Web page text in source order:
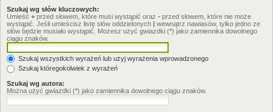
Szukaj wg słów kluczowych:
Umieść + przed słowem, które musi wystąpić oraz - przed słowem, które nie może
wystąpić. Jeśli umieścisz listę słów oddzielonych | wewnątrz nawiasów, tylko jedno ze
słów będzie musiało wystąpić. Możesz użyć gwiazdki (*) jako zamiennika dowolnego
ciągu znaków.
Szukaj wszystkich wyrażeń lub użyj wyrażenia wprowadzonego
Szukaj któregokolwiek z wyrażeń
Szukaj wg autora:
Można użyć gwiazdki (*) jako zamiennika dowolnego ciągu znaków.